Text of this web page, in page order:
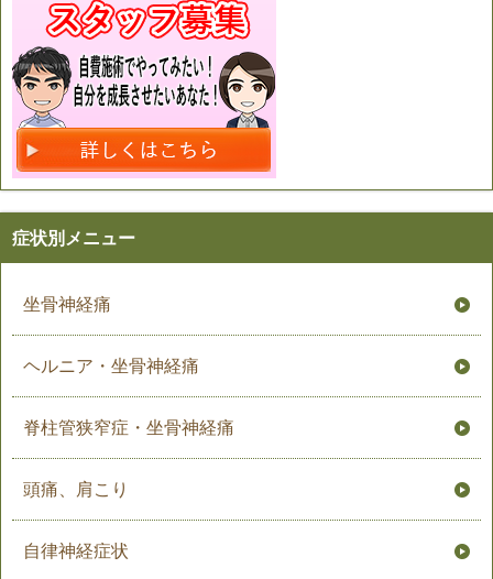
症状別メニュー
坐骨神経痛
ヘルニア・坐骨神経痛
脊柱管狭窄症・坐骨神経痛
頭痛、肩こり
自律神経症状